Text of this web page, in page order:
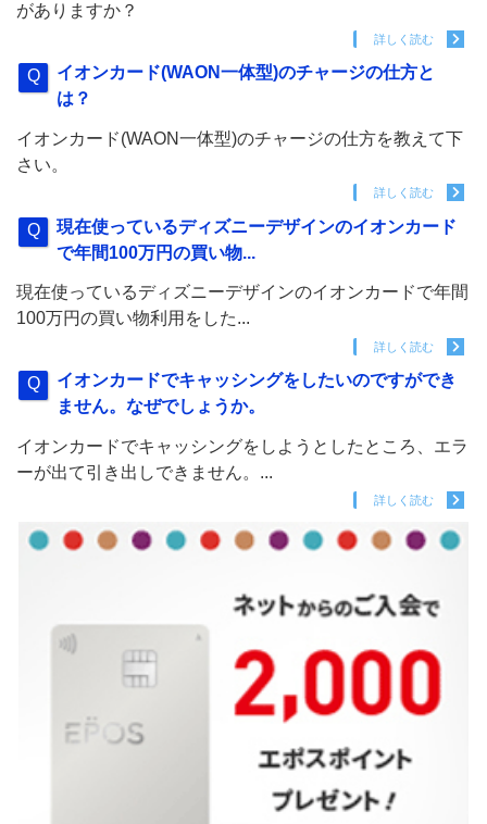
がありますか？
詳しく読む
イオンカード(WAON一体型)のチャージの仕方と
は？
イオンカード(WAON一体型)のチャージの仕方を教えて下
さい。
詳しく読む
現在使っているディズニーデザインのイオンカード
で年間100万円の買い物...
現在使っているディズニーデザインのイオンカードで年間
100万円の買い物利用をした...
詳しく読む
イオンカードでキャッシングをしたいのですができ
ません。なぜでしょうか。
イオンカードでキャッシングをしようとしたところ、エラ
ーが出て引き出しできません。...
詳しく読む